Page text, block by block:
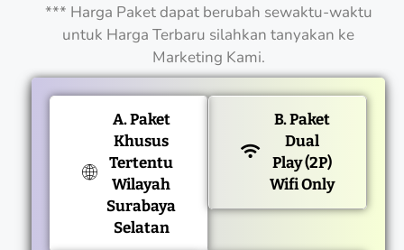
*** Harga Paket dapat berubah sewaktu-waktu
untuk Harga Terbaru silahkan tanyakan ke
Marketing Kami.
A. Paket
Khusus
Tertentu
Wilayah
Surabaya
Selatan
B. Paket
Dual
Play (2P)
Wifi Only